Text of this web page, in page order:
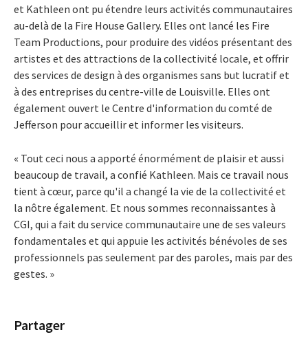
et Kathleen ont pu étendre leurs activités communautaires
au-delà de la Fire House Gallery. Elles ont lancé les Fire
Team Productions, pour produire des vidéos présentant des
artistes et des attractions de la collectivité locale, et offrir
des services de design à des organismes sans but lucratif et
à des entreprises du centre-ville de Louisville. Elles ont
également ouvert le Centre d'information du comté de
Jefferson pour accueillir et informer les visiteurs.
« Tout ceci nous a apporté énormément de plaisir et aussi
beaucoup de travail, a confié Kathleen. Mais ce travail nous
tient à cœur, parce qu'il a changé la vie de la collectivité et
la nôtre également. Et nous sommes reconnaissantes à
CGI, qui a fait du service communautaire une de ses valeurs
fondamentales et qui appuie les activités bénévoles de ses
professionnels pas seulement par des paroles, mais par des
gestes. »
Partager